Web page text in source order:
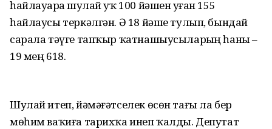
һайлауҙарҙа шулай уҡ 100 йәшен уҙған 155
һайлаусы теркәлгән. Ә 18 йәше тулып, бындай
сарала тәүге тапҡыр ҡатнашыусыларҙың һаны –
19 мең 618.
Шулай итеп, йәмәғәтселек өсөн тағы ла бер
мөһим ваҡиға тарихҡа инеп ҡалды. Депутат